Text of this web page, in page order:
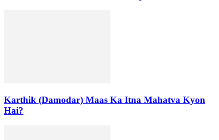
Karthik (Damodar) Maas Ka Itna Mahatva Kyon
Hai?